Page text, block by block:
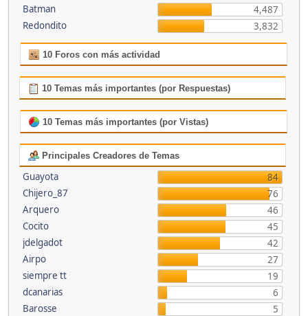
Batman
4,487
Redondito
3,832
10 Foros con más actividad
10 Temas más importantes (por Respuestas)
10 Temas más importantes (por Vistas)
Principales Creadores de Temas
Guayota
84
Chijero_87
76
Arquero
46
Cocito
45
jdelgadot
42
Airpo
27
siempre tt
19
dcanarias
6
Barosse
5